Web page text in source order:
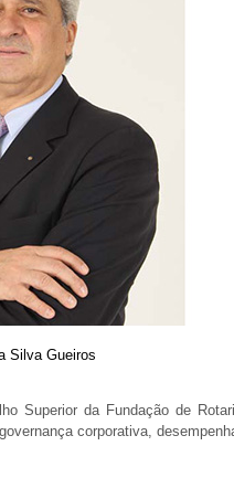
Silva Gueiros
Superior da Fundação de
corporativa,